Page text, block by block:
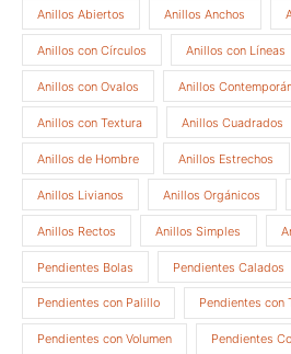
Anillos Abiertos Anillos Anchos
Anillos con Círculos Anillos con Líneas
Anillos con Ovalos Anillos
Anillos con Textura Anillos Cuadrados
Anillos de Hombre Anillos Estrechos
Anillos Livianos Anillos Orgánicos
Anillos Rectos Anillos Simples
Pendientes Bolas Pendientes Calados
Pendientes con Palillo Pendientes con
Pendientes con Volumen Pendientes